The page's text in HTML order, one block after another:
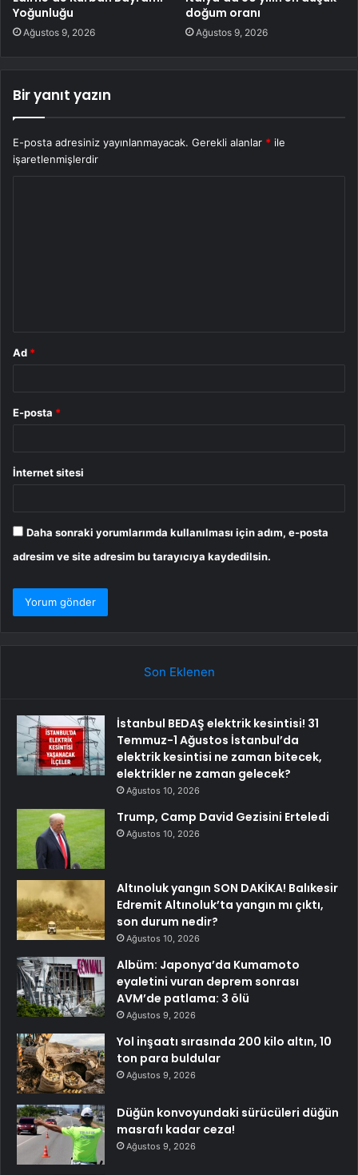
Yoğunluğu
Ağustos 9, 2026
doğum oranı
Ağustos 9, 2026
Bir yanıt yazın
E-posta adresiniz yayınlanmayacak. Gerekli alanlar * ile
işaretlenmişlerdir
Ad *
E-posta *
İnternet sitesi
Daha sonraki yorumlarımda kullanılması için adım, e-posta
adresim ve site adresim bu tarayıcıya kaydedilsin.
Son Eklenen
İstanbul BEDAŞ elektrik kesintisi! 31
Temmuz-1 Ağustos İstanbul’da
elektrik kesintisi ne zaman bitecek,
elektrikler ne zaman gelecek?
Ağustos 10, 2026
Trump, Camp David Gezisini Erteledi
Ağustos 10, 2026
Altınoluk yangın SON DAKİKA! Balıkesir
Edremit Altınoluk’ta yangın mı çıktı,
son durum nedir?
Ağustos 10, 2026
Albüm: Japonya’da Kumamoto
eyaletini vuran deprem sonrası
AVM’de patlama: 3 ölü
Ağustos 9, 2026
Yol inşaatı sırasında 200 kilo altın, 10
ton para buldular
Ağustos 9, 2026
Düğün konvoyundaki sürücüleri düğün
masrafı kadar ceza!
Ağustos 9, 2026